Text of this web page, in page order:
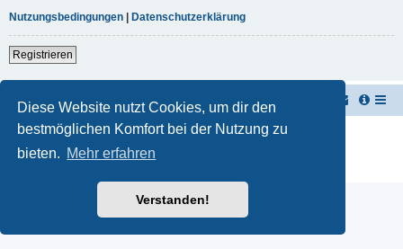
Diese Website nutzt Cookies, um dir den
bestmöglichen Komfort bei der Nutzung zu
bieten. Mehr erfahren
Verstanden!
Nutzungsbedingungen
Datenschutzerklärung
Registrieren
TUK TUK Thailand Reisetipps Foren-Übersicht
Powered byphpBB ® Forum Software © phpBB Limited
Deutsche Übersetzung durch